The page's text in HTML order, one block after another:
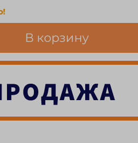
В корзину